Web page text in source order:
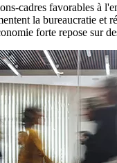
cadres favorables à
la bureaucratie
forte repose sur